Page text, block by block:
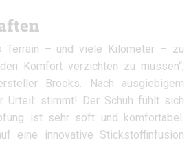
Terrain – und viele Kilometer – zu
Komfort verzichten zu müssen“,
Brooks. Nach ausgiebigem
Urteil: stimmt! Der Schuh fühlt sich
ist sehr soft und komfortabel.
eine innovative Stickstoffinfusion